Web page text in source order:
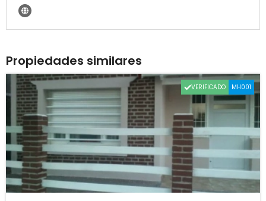
Propiedades similares
VERIFICADO MH001